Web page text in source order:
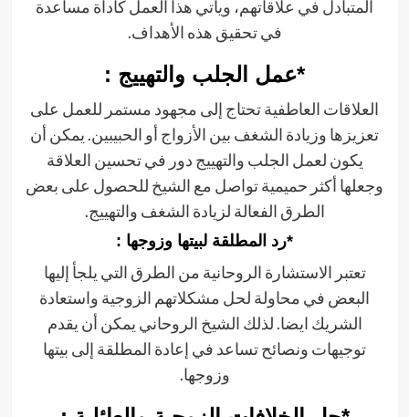
المتبادل في علاقاتهم، ويأتي هذا العمل كأداة مساعدة
في تحقيق هذه الأهداف.
*عمل الجلب والتهييج :
العلاقات العاطفية تحتاج إلى مجهود مستمر للعمل على
تعزيزها وزيادة الشغف بين الأزواج أو الحبيبين. يمكن أن
يكون لعمل الجلب والتهييج دور في تحسين العلاقة
وجعلها أكثر حميمية تواصل مع الشيخ للحصول على بعض
الطرق الفعالة لزيادة الشغف والتهييج.
*رد المطلقة لبيتها وزوجها :
تعتبر الاستشارة الروحانية من الطرق التي يلجأ إليها
البعض في محاولة لحل مشكلاتهم الزوجية واستعادة
الشريك ايضا. لذلك الشيخ الروحاني يمكن أن يقدم
توجيهات ونصائح تساعد في إعادة المطلقة إلى بيتها
وزوجها.